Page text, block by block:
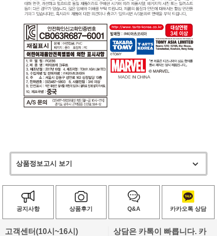
상품정보고시 보기
공지사항 상품후기 Q&A 카카오톡 상담
고객센터(10시~16시) 상담은 카톡이 빠릅니다. 카